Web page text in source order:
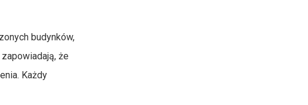
budynków,
że
Każdy